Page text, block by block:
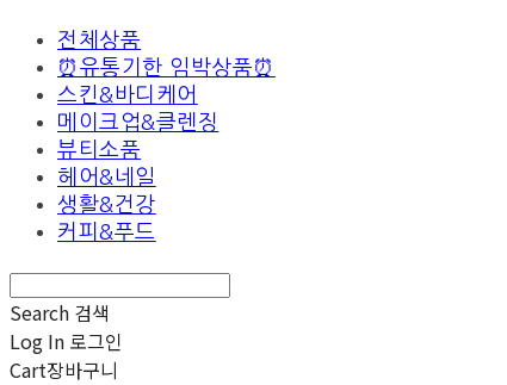
전체상품
⏰유통기한 임박상품⏰
스킨&바디케어
메이크업&클렌징
뷰티소품
헤어&네일
생활&건강
커피&푸드
Search 검색
Log In 로그인
Cart장바구니